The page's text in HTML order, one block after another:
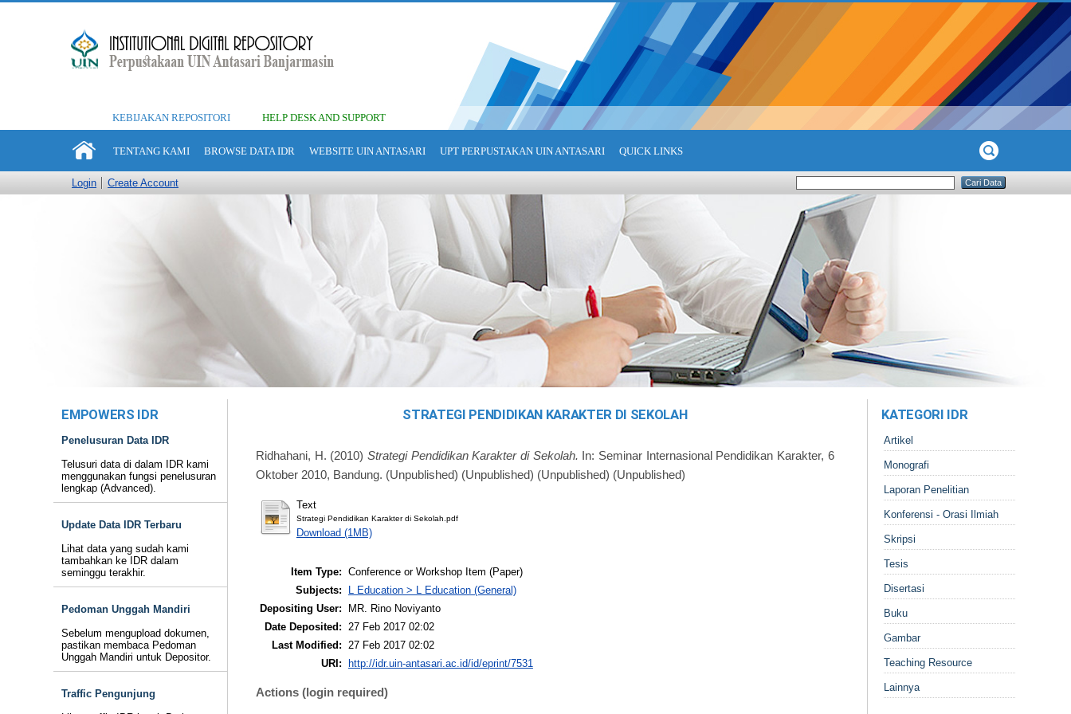
KEBIJAKAN REPOSITORI HELP DESK AND SUPPORT
TENTANG KAMI BROWSE DATA IDR WEBSITE UIN ANTASARI UPT PERPUSTAKAN UIN ANTASARI QUICK LINKS
Login Create Account
EMPOWERS IDR
Penelusuran Data IDR
Telusuri data di dalam IDR kami
menggunakan fungsi penelusuran
lengkap (Advanced).
Update Data IDR Terbaru
Lihat data yang sudah kami
tambahkan ke IDR dalam
seminggu terakhir.
Pedoman Unggah Mandiri
Sebelum mengupload dokumen,
pastikan membaca Pedoman
Unggah Mandiri untuk Depositor.
Traffic Pengunjung
STRATEGI PENDIDIKAN KARAKTER DI SEKOLAH
Ridhahani, H. (2010) Strategi Pendidikan Karakter di Sekolah. In: Seminar Internasional Pendidikan Karakter, 6
Oktober 2010, Bandung. (Unpublished) (Unpublished) (Unpublished) (Unpublished)
Text
Strategi Pendidikan Karakter di Sekolah.pdf
Download (1MB)
Item Type: Conference or Workshop Item (Paper)
Subjects:
L Education > L Education (General)
Depositing User:
MR. Rino Noviyanto
Date Deposited:
27 Feb 2017 02:02
Last Modified:
27 Feb 2017 02:02
URI:
http://idr.uin-antasari.ac.id/id/eprint/7531
Actions (login required)
KATEGORI IDR
Artikel
Monografi
Laporan Penelitian
Konferensi - Orasi Ilmiah
Skripsi
Tesis
Disertasi
Buku
Gambar
Teaching Resource
Lainnya